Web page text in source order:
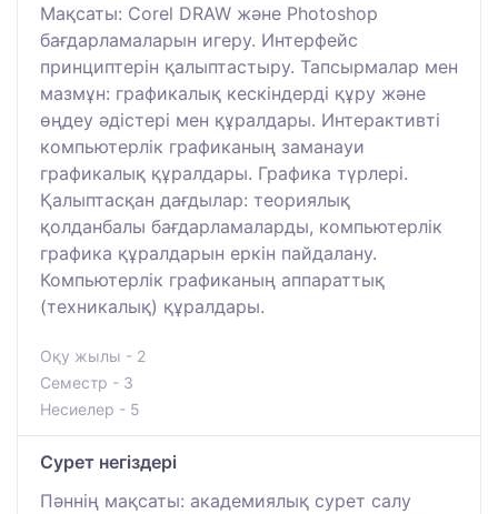
Мақсаты: Corel DRAW және Photoshop
бағдарламаларын игеру. Интерфейс
принциптерін қалыптастыру. Тапсырмалар мен
мазмұн: графикалық кескіндерді құру және
өңдеу әдістері мен құралдары. Интерактивті
компьютерлік графиканың заманауи
графикалық құралдары. Графика түрлері.
Қалыптасқан дағдылар: теориялық
қолданбалы бағдарламаларды, компьютерлік
графика құралдарын еркін пайдалану.
Компьютерлік графиканың аппараттық
(техникалық) құралдары.
Оқу жылы - 2
Семестр - 3
Несиелер - 5
Сурет негіздері
Пәннің мақсаты: академиялық сурет салу